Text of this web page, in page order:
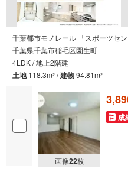
千葉都市モノレール 「スポーツセ
千葉県千葉市稲毛区園生町
4LDK / 地上2階建
土地118.3m2 /建物94.81m2
画像22枚
成